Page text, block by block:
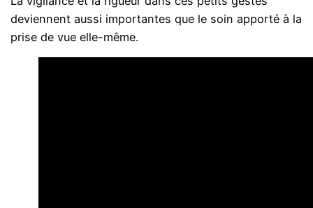
deviennent aussi importantes que le soin apporté à la
prise de vue elle-même.